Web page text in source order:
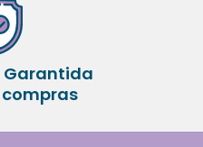
Garantida